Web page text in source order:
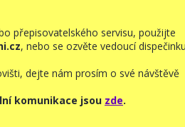
přepisovatelského servisu, použijte
, nebo se ozvěte vedoucí dispečinku
dejte nám prosím o své návštěvě
komunikace jsou zde.